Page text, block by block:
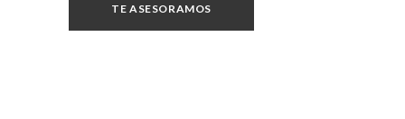
TE ASESORAMOS